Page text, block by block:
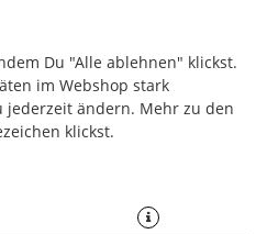
Du "Alle ablehnen" klickst.
im Webshop stark
jederzeit ändern. Mehr zu den
klickst.